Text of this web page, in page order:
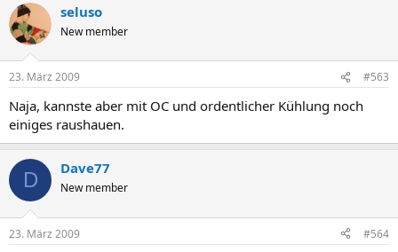
seluso
New member
23. März 2009 #563
Naja, kannste aber mit OC und ordentlicher Kühlung noch
einiges raushauen.
D Dave77
New member
23. März 2009 #564